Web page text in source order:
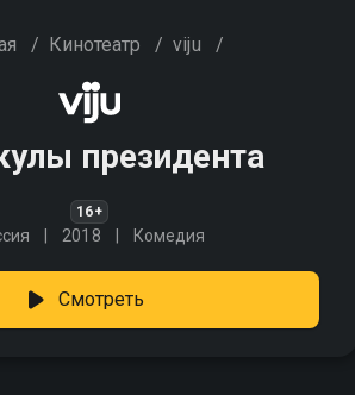
/ Кинотеатр / viju /
президента
16+
2018 Комедия
Смотреть